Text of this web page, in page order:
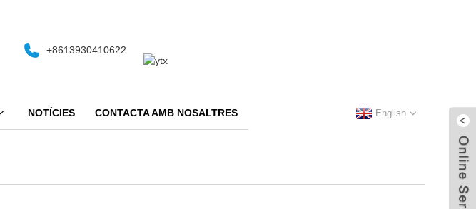
+8613930410622
NOTÍCIES CONTACTA AMB NOSALTRES English